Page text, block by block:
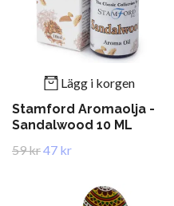
Lägg i korgen
Stamford Aromaolja -
Sandalwood 10 ML
59 kr47 kr